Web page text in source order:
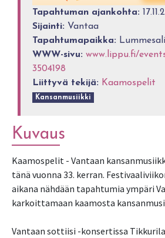
Tapahtuman ajankohta:
Sijainti: Vantaa
Tapahtumapaikka:
WWW-sivu: www.lippu.fi/
3504198
Liittyvä tekijä: Kaamospelit
Kansanmusiikki
Kuvaus
Kaamospelit - Vantaan
tänä vuonna 33. kerran.
aikana nähdään tapahtumia ympäri
karkoittamaan kaamosta
Vantaan sottiisi -konsertissa